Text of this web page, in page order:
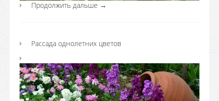
Продолжить дальше →
Рассада однолетних цветов